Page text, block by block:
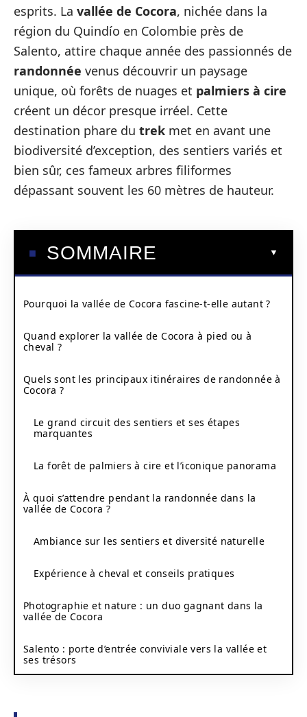
esprits. La vallée de Cocora, nichée dans la
région du Quindío en Colombie près de
Salento, attire chaque année des passionnés de
randonnée venus découvrir un paysage
unique, où forêts de nuages et palmiers à cire
créent un décor presque irréel. Cette
destination phare du trek met en avant une
biodiversité d’exception, des sentiers variés et
bien sûr, ces fameux arbres filiformes
dépassant souvent les 60 mètres de hauteur.
SOMMAIRE
Pourquoi la vallée de Cocora fascine-t-elle autant ?
Quand explorer la vallée de Cocora à pied ou à
cheval ?
Quels sont les principaux itinéraires de randonnée à
Cocora ?
Le grand circuit des sentiers et ses étapes
marquantes
La forêt de palmiers à cire et l’iconique panorama
À quoi s’attendre pendant la randonnée dans la
vallée de Cocora ?
Ambiance sur les sentiers et diversité naturelle
Expérience à cheval et conseils pratiques
Photographie et nature : un duo gagnant dans la
vallée de Cocora
Salento : porte d’entrée conviviale vers la vallée et
ses trésors